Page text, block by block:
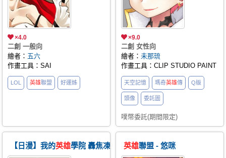
×4.0
二創 一般向
繪者： 五六
作畫工具：SAI
LOL 英雄聯盟 好運姊
×9.0
二創 女性向
繪者： 未那琉
作畫工具：CLIP STUDIO PAINT
天空記憶 瑪奇英雄傳 Q版
頭像 委託圖
噗幣委託(期間限定)
【日漫】我的英雄學院 轟焦凍 x 降世神通 Zuko 造型服裝
英雄聯盟 - 悠咪